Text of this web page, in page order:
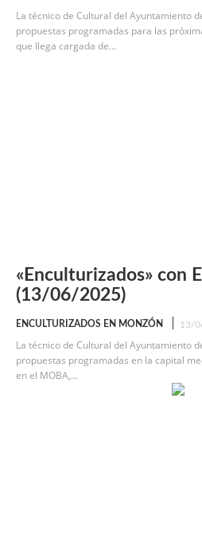
La técnico de Cultural del Ayuntamiento
propuestas programadas para las
que llega cargada de...
«Enculturizados» con
(13/06/2025)
ENCULTURIZADOS EN MONZÓN 13/
La técnico de Cultural del Ayuntamiento
propuestas programadas en la capital
en el MOBA,...